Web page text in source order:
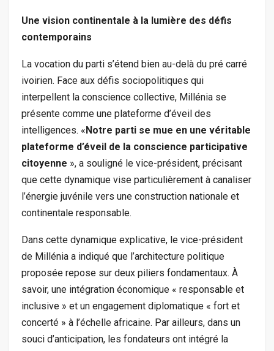
Une vision continentale à la lumière des défis
contemporains
La vocation du parti s’étend bien au-delà du pré carré
ivoirien. Face aux défis sociopolitiques qui
interpellent la conscience collective, Millénia se
présente comme une plateforme d’éveil des
intelligences. «Notre parti se mue en une véritable
plateforme d’éveil de la conscience participative
citoyenne », a souligné le vice-président, précisant
que cette dynamique vise particulièrement à canaliser
l’énergie juvénile vers une construction nationale et
continentale responsable.
Dans cette dynamique explicative, le vice-président
de Millénia a indiqué que l’architecture politique
proposée repose sur deux piliers fondamentaux. À
savoir, une intégration économique « responsable et
inclusive » et un engagement diplomatique « fort et
concerté » à l’échelle africaine. Par ailleurs, dans un
souci d’anticipation, les fondateurs ont intégré la